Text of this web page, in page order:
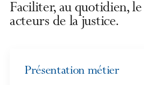
Faciliter, au quotidien,
acteurs de la justice.
Présentation métier